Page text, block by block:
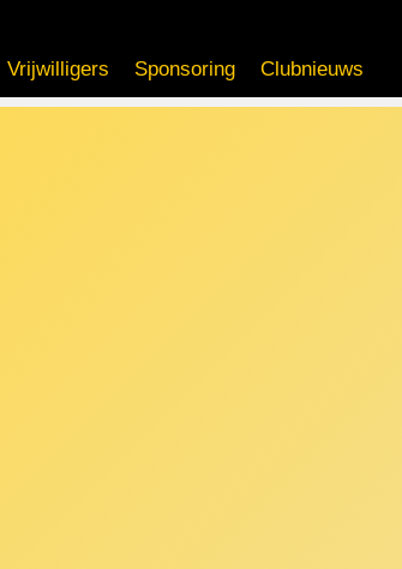
Vrijwilligers Sponsoring Clubnieuws